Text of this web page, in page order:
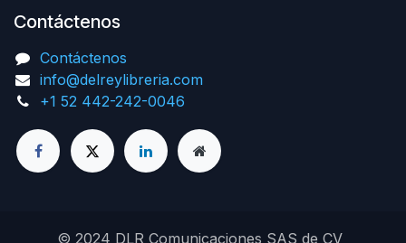
Contáctenos
Contáctenos
info@delreylibreria.com
+1 52 442-242-0046
© 2024 DLR Comunicaciones SAS de CV